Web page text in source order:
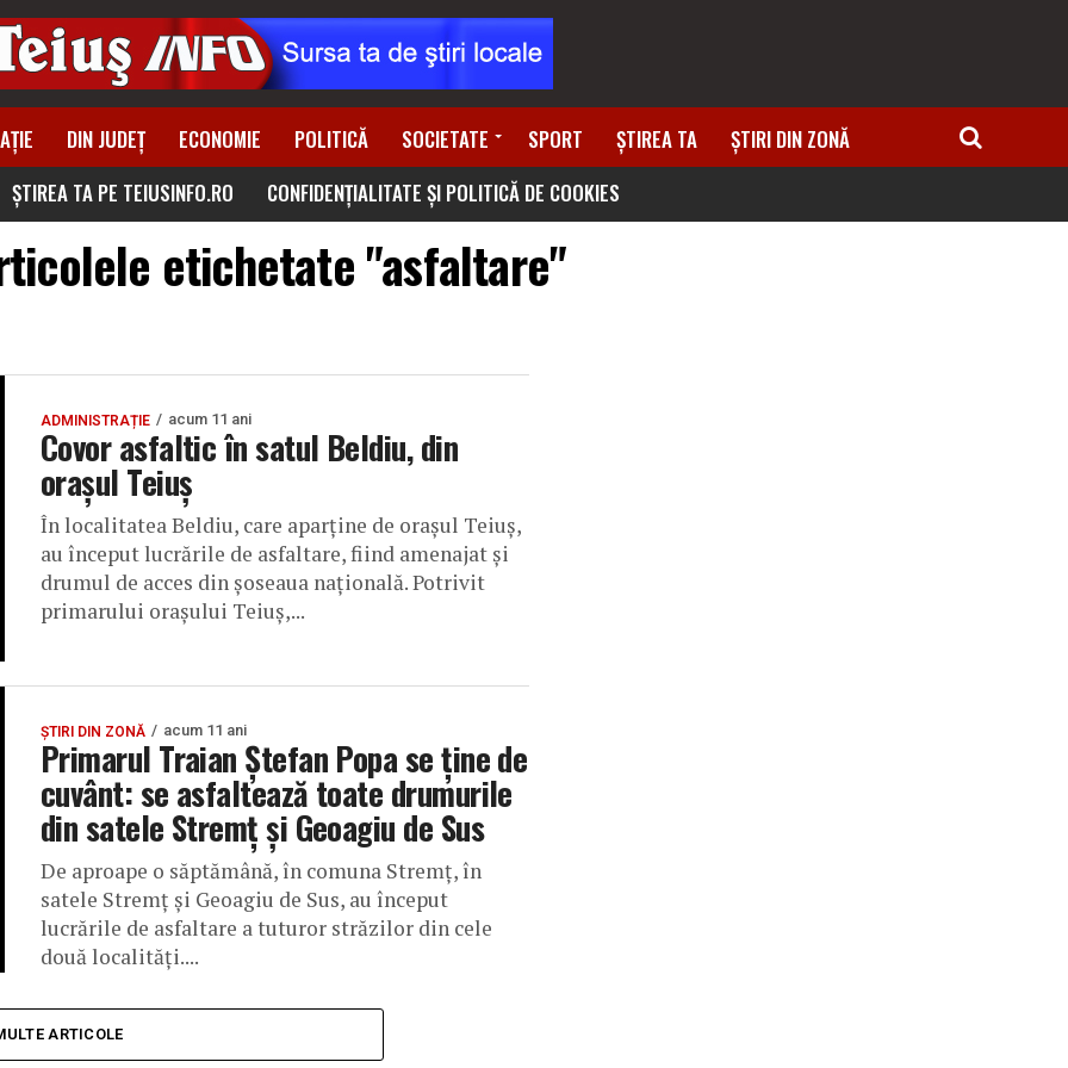
DIN JUDEȚ ECONOMIE POLITICĂ SOCIETATE SPORT ȘTIREA TA
ȘTIRI DIN ZONĂ
ȘTIREA TA PE TEIUSINFO.RO
CONFIDENȚIALITATE ȘI POLITICĂ DE COOKIES
etichetate "asfaltare"
ADMINISTRAȚIE acum 11 ani
Covor asfaltic în satul Beldiu, din
oraşul Teiuş
În localitatea Beldiu, care aparţine de oraşul Teiuş,
au început lucrările de asfaltare, fiind amenajat şi
drumul de acces din şoseaua naţională. Potrivit
primarului oraşului Teiuş,...
ȘTIRI DIN ZONĂ acum 11 ani
Primarul Traian Ștefan Popa se ţine de
cuvânt: se asfaltează toate drumurile
din satele Stremţ şi Geoagiu de Sus
De aproape o săptămână, în comuna Stremţ, în
satele Stremţ şi Geoagiu de Sus, au început
lucrările de asfaltare a tuturor străzilor din cele
două localităţi....
ARTICOLE